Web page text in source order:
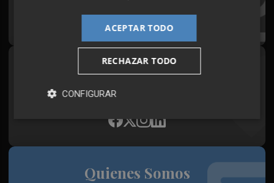
¡Quiero suscribirme!
Síguenos en redes
Plaza Podcast, desde cualquier medio
Quienes Somos
ACEPTAR TODO
RECHAZAR TODO
CONFIGURAR